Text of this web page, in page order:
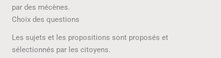
par des mécènes.
Choix des questions
Les sujets et les propositions sont proposés et
sélectionnés par les citoyens.